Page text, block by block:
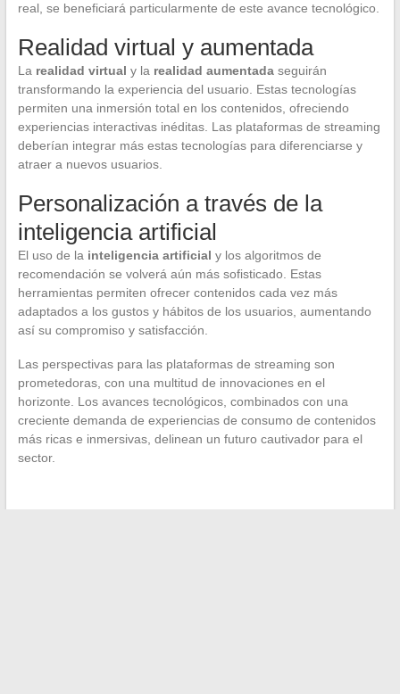
real, se beneficiará particularmente de este avance tecnológico.
Realidad virtual y aumentada
La realidad virtual y la realidad aumentadaseguirán
transformando la experiencia del usuario. Estas tecnologías
permiten una inmersión total en los contenidos, ofreciendo
experiencias interactivas inéditas. Las plataformas de streaming
deberían integrar más estas tecnologías para diferenciarse y
atraer a nuevos usuarios.
Personalización a través de la
inteligencia artificial
El uso de la inteligencia artificial y los algoritmos de
recomendación se volverá aún más sofisticado. Estas
herramientas permiten ofrecer contenidos cada vez más
adaptados a los gustos y hábitos de los usuarios, aumentando
así su compromiso y satisfacción.
Las perspectivas para las plataformas de streaming son
prometedoras, con una multitud de innovaciones en el
horizonte. Los avances tecnológicos, combinados con una
creciente demanda de experiencias de consumo de contenidos
más ricas e inmersivas, delinean un futuro cautivador para el
sector.